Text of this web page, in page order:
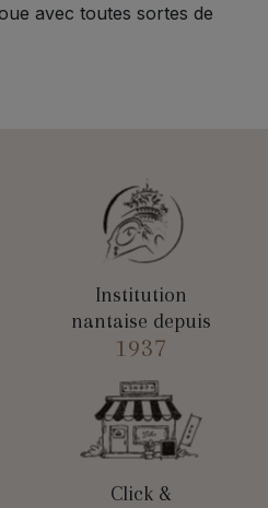
avec toutes sortes de
Institution
nantaise depuis
1937
Click &